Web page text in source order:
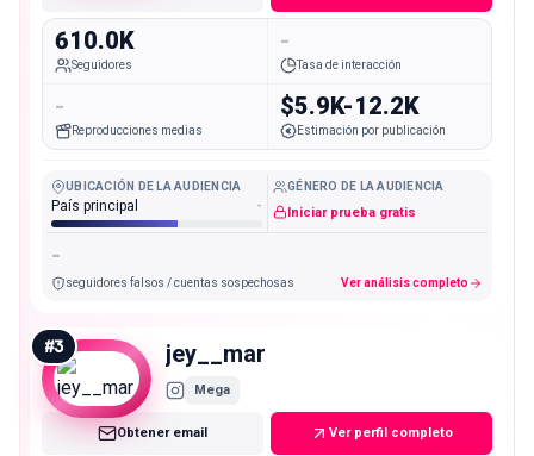
610.0K
Seguidores
-
Tasa de interacción
-
Reproducciones medias
$5.9K-12.2K
Estimación por publicación
UBICACIÓN DE LA AUDIENCIA
País principal -
GÉNERO DE LA AUDIENCIA
Iniciar prueba gratis
-
seguidores falsos / cuentas sospechosas Ver análisis completo
#3 jey__mar
Mega
Obtener email Ver perfil completo